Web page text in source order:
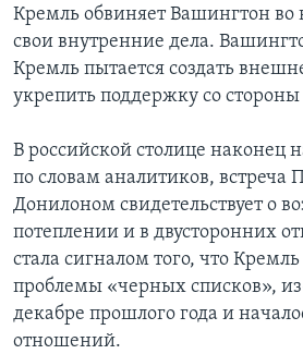
Кремль обвиняет Вашингтон во
свои внутренние дела.
Кремль пытается создать
укрепить поддержку со
В российской столице наконец
по словам аналитиков, встреча
Донилоном свидетельствует о
потеплении и в двусторонних
стала сигналом того, что Кремль
проблемы «черных списков»,
декабре прошлого года и
отношений.